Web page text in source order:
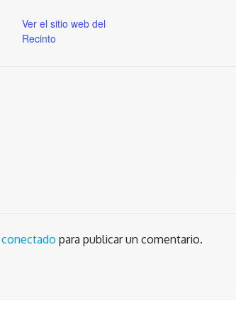
Ver el sitio web del
Recinto
conectado para publicar un comentario.